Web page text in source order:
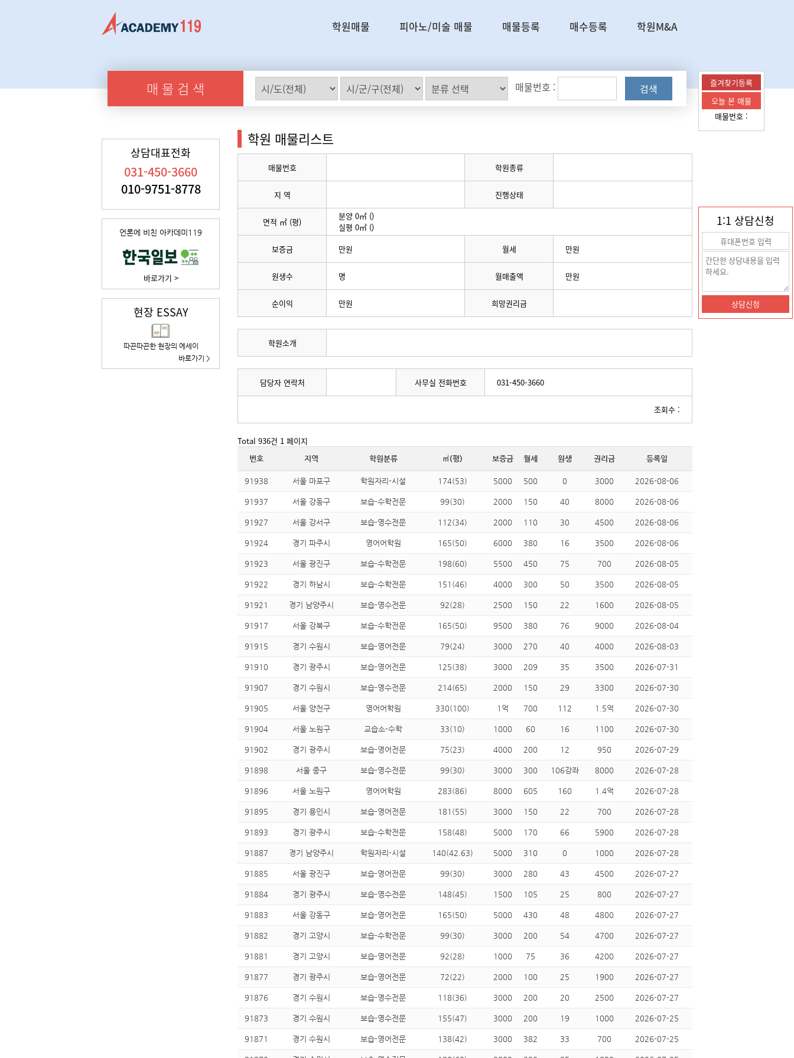
1:1 상담신청
학원매물 피아노/미술 매물 매물등록 매수등록 학원M&A
매 물 검 색 매물번호 : 검색
상담대표전화
031-450-3660
010-9751-8778
언론에 비친 아카데미119
바로가기 >
현장 ESSAY
따끈따끈한 현장의 에세이
바로가기 >
학원 매물리스트
매물번호 학원종류
지 역 진행상태
면적 ㎡ (평)
분양 0㎡ ()
실평 0㎡ ()
보증금
만원 월세 만원
원생수 명 월매출액 만원
순이익 만원 희망권리금
학원소개
담당자 연락처 사무실 전화번호 031-450-3660
조회수 :
Total 936건 1 페이지
번호 지역 학원분류 ㎡(평) 보증금 월세 원생 권리금 등록일
91938 서울 마포구 학원자리-시설 174(53) 5000 500 0 3000 2026-08-06
91937 서울 강동구 보습-수학전문 99(30) 2000 150 40 8000 2026-08-06
91927 서울 강서구 보습-영수전문 112(34) 2000 110 30 4500 2026-08-06
91924 경기 파주시 영어어학원 165(50) 6000 380 16 3500 2026-08-06
91923 서울 광진구 보습-수학전문 198(60) 5500 450 75 700 2026-08-05
91922 경기 하남시 보습-수학전문 151(46) 4000 300 50 3500 2026-08-05
91921 경기 남양주시 보습-영수전문 92(28) 2500 150 22 1600 2026-08-05
91917 서울 강북구 보습-수학전문 165(50) 9500 380 76 9000 2026-08-04
91915 경기 수원시 보습-영어전문 79(24) 3000 270 40 4000 2026-08-03
91910 경기 광주시 보습-영어전문 125(38) 3000 209 35 3500 2026-07-31
91907 경기 수원시 보습-영수전문 214(65) 2000 150 29 3300 2026-07-30
91905 서울 양천구 영어어학원 330(100) 1억 700 112 1.5억 2026-07-30
91904 서울 노원구 교습소-수학 33(10) 1000 60 16 1100 2026-07-30
91902 경기 광주시 보습-영어전문 75(23) 4000 200 12 950 2026-07-29
91898 서울 중구 보습-영수전문 99(30) 3000 300 106강좌 8000 2026-07-28
91896 서울 노원구 영어어학원 283(86) 8000 605 160 1.4억 2026-07-28
91895 경기 용인시 보습-영어전문 181(55) 3000 150 22 700 2026-07-28
91893 경기 광주시 보습-수학전문 158(48) 5000 170 66 5900 2026-07-28
91887 경기 남양주시 학원자리-시설 140(42.63) 5000 310 0 1000 2026-07-28
91885 서울 광진구 보습-영어전문 99(30) 3000 280 43 4500 2026-07-27
91884 경기 광주시 보습-영수전문 148(45) 1500 105 25 800 2026-07-27
91883 서울 강동구 보습-영어전문 165(50) 5000 430 48 4800 2026-07-27
91882 경기 고양시 보습-수학전문 99(30) 3000 200 54 4700 2026-07-27
91881 경기 고양시 보습-영어전문 92(28) 1000 75 36 4200 2026-07-27
91877 경기 광주시 보습-영어전문 72(22) 2000 100 25 1900 2026-07-27
91876 경기 수원시 보습-영수전문 118(36) 3000 200 20 2500 2026-07-27
91873 경기 수원시 보습-영수전문 155(47) 3000 200 19 1000 2026-07-25
91871 경기 수원시 보습-영어전문 138(42) 3000 382 33 700 2026-07-25
즐겨찾기등록
오늘 본 매물
매물번호 :